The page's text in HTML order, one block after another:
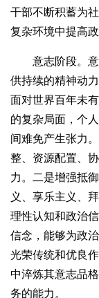
干部不断积蓄为
复杂环境中提高
意志阶段。意
供持续的精神动
面对世界百年未
的复杂局面，个
间难免产生张力
整、资源配置、
力。二是增强抵
义、享乐主义、
理性认知和政治
信念，能够为政
光荣传统和优良
中淬炼其意志品
务的能力。